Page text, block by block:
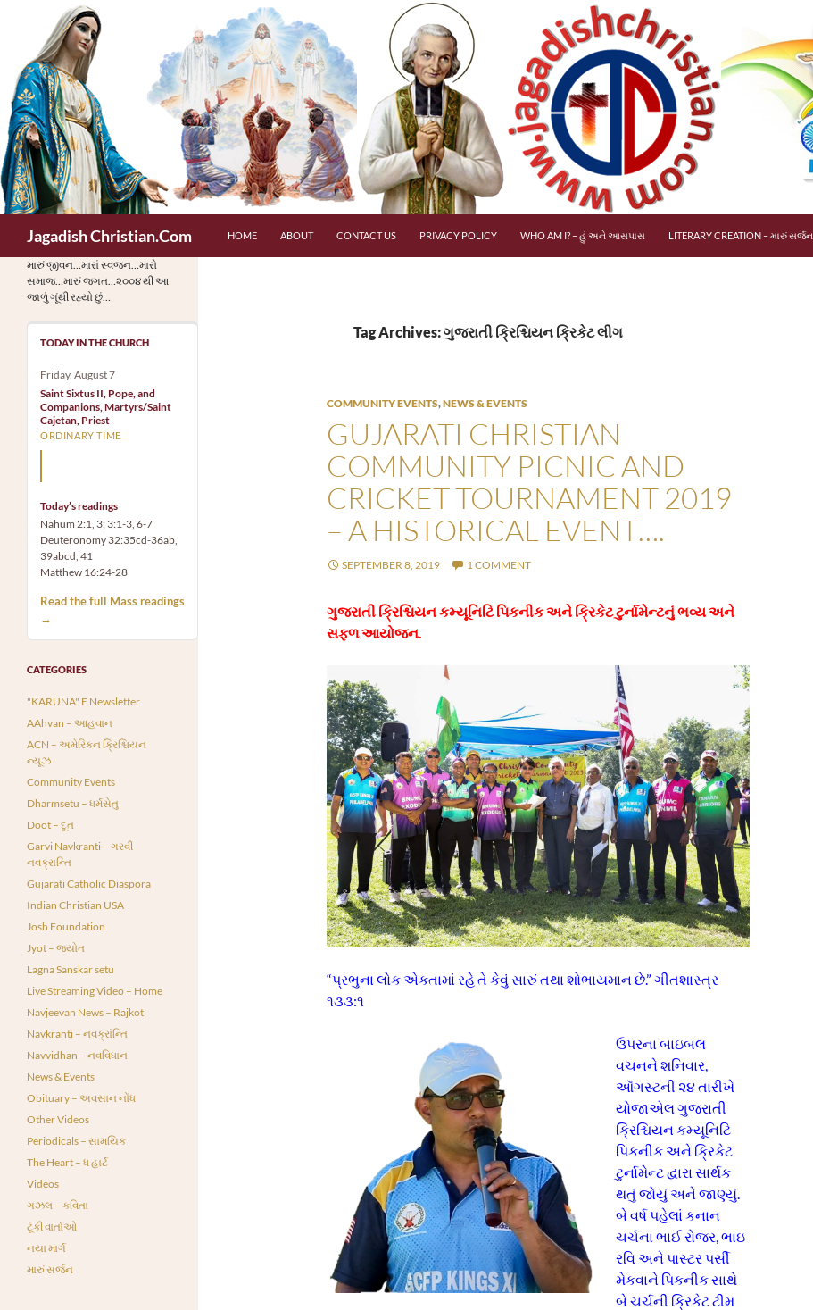
content
Jagadish Christian.Com HOME ABOUT CONTACT US PRIVACY POLICY WHO AM I? – હું અને આસપાસ LITERARY CREATION – મારું સર્જન
Tag Archives: ગુજરાતી ક્રિશ્ચિયન ક્રિકેટ લીગ
COMMUNITY EVENTS,NEWS & EVENTS
GUJARATI CHRISTIAN
COMMUNITY PICNIC AND
CRICKET TOURNAMENT 2019
– A HISTORICAL EVENT….
SEPTEMBER 8, 2019 1 COMMENT
ગુજરાતી ક્રિશ્ચિયન કમ્યૂનિટિ પિકનીક અને ક્રિકેટ ટુર્નામેન્ટનું ભવ્ય અને
સફળ આયોજન.
“પ્રભુના લોક એકતામાં રહે તે કેવું સારું તથા શોભાયમાન છે.” ગીતશાસ્ત્ર
૧૩૩:૧
ઉપરના બાઇબલ
વચનને શનિવાર,
ઑગસ્ટની ૨૪ તારીખે
યોજાએલ ગુજરાતી
ક્રિશ્ચિયન કમ્યૂનિટિ
પિકનીક અને ક્રિકેટ
ટુર્નામેન્ટ દ્વારા સાર્થક
થતું જોયું અને જાણ્યું.
બે વર્ષ પહેલાં કનાન
ચર્ચના ભાઈ રોજર, ભાઇ
રવિ અને પાસ્ટર પર્સી
મેકવાને પિકનીક સાથે
બે ચર્ચની ક્રિકેટ ટીમ
મારું જીવન…મારાં સ્વજન…મારો
સમાજ…મારું જગત…૨૦૦૪ થી આ
જાળું ગૂંથી રહ્યો છું…
TODAY IN THE CHURCH
Friday, August 7
Saint Sixtus II, Pope, and
Companions, Martyrs/Saint
Cajetan, Priest
ORDINARY TIME
Today’s readings
Nahum 2:1, 3; 3:1-3, 6-7
Deuteronomy 32:35cd-36ab,
39abcd, 41
Matthew 16:24-28
Read the full Mass readings
→
CATEGORIES
"KARUNA" E Newsletter
AAhvan – આહવાન
ACN – અમેરિકન ક્રિશ્ચિયન
ન્યૂઝ
Community Events
Dharmsetu – ધર્મસેતુ
Doot – દૂત
Garvi Navkranti – ગરવી
નવક્રાન્તિ
Gujarati Catholic Diaspora
Indian Christian USA
Josh Foundation
Jyot – જ્યોત
Lagna Sanskar setu
Live Streaming Video – Home
Navjeevan News – Rajkot
Navkranti – નવક્રાંન્તિ
Navvidhan – નવવિધાન
News & Events
Obituary – અવસાન નોંધ
Other Videos
Periodicals – સામયિક
The Heart – ધ હાર્ટ
Videos
ગઝલ – કવિતા
ટૂંકી વાર્તાઓ
નયા માર્ગ
મારું સર્જન